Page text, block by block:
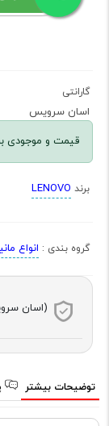
گارانتی
اسان سرویس
قیمت و موجودی
برند LENOVO
گروه بندی : انواع
(اسان
توضیحات بیشتر